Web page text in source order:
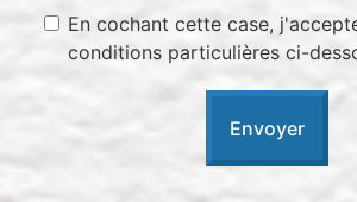
En cochant cette case,
conditions particulières ci-
Envoyer